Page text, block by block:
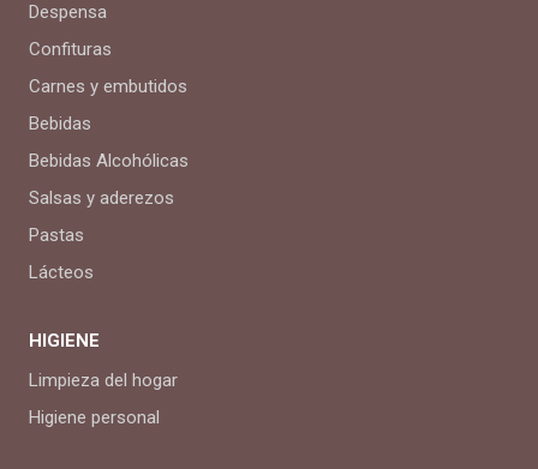
Despensa
Confituras
Carnes y embutidos
Bebidas
Bebidas Alcohólicas
Salsas y aderezos
Pastas
Lácteos
HIGIENE
Limpieza del hogar
Higiene personal